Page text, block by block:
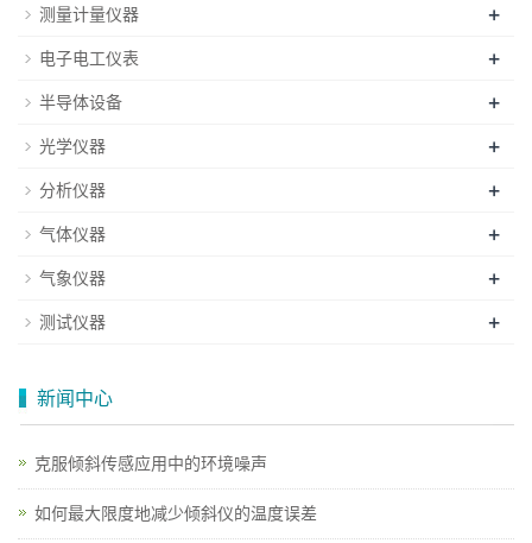
测量计量仪器 +
电子电工仪表 +
半导体设备 +
光学仪器 +
分析仪器 +
气体仪器 +
气象仪器 +
测试仪器 +
新闻中心
克服倾斜传感应用中的环境噪声
如何最大限度地减少倾斜仪的温度误差